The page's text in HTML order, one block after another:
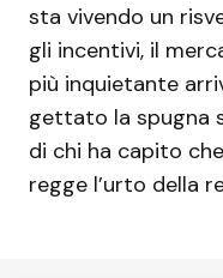
sta vivendo un
gli incentivi, il
più inquietante
gettato la spugna
di chi ha capito
regge l’urto della